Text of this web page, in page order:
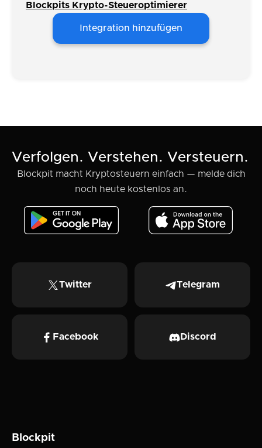
Blockpits Krypto-Steueroptimierer
Integration hinzufügen
Verfolgen. Verstehen. Versteuern.
Blockpit macht Kryptosteuern einfach — melde dich
noch heute kostenlos an.
Twitter Telegram
Facebook Discord
Blockpit